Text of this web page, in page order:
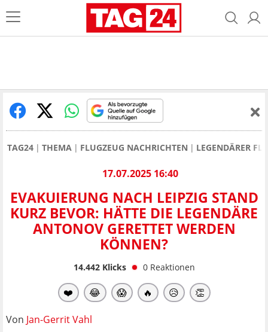
TAG24 THEMA FLUGZEUG NACHRICHTEN LEGENDÄRER
17.07.2025 16:40
EVAKUIERUNG NACH LEIPZIG STAND
KURZ BEVOR: HÄTTE DIE LEGENDÄRE
ANTONOV GERETTET WERDEN
KÖNNEN?
14.442Klicks 0 Reaktionen
❤️ 😂 😱 🔥 😥 👏
Von Jan-Gerrit Vahl